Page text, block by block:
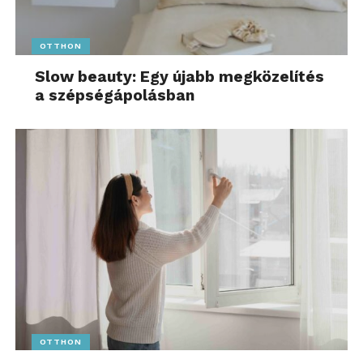
OTTHON
Slow beauty: Egy újabb megközelítés
a szépségápolásban
OTTHON